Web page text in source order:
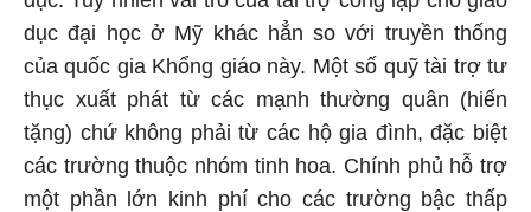
dục đại học ở Mỹ khác hẳn so với truyền thống
của quốc gia Khổng giáo này. Một số quỹ tài trợ tư
thục xuất phát từ các mạnh thường quân (hiến
tặng) chứ không phải từ các hộ gia đình, đặc biệt
các trường thuộc nhóm tinh hoa. Chính phủ hỗ trợ
một phần lớn kinh phí cho các trường bậc thấp